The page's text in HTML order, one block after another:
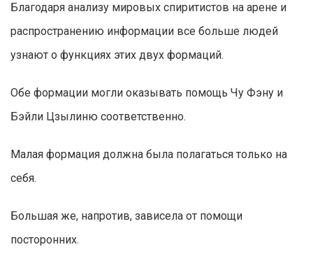
Благодаря анализу мировых спиритистов на арене и
распространению информации все больше людей
узнают о функциях этих двух формаций.
Обе формации могли оказывать помощь Чу Фэну и
Бэйли Цзылиню соответственно.
Малая формация должна была полагаться только на
себя.
Большая же, напротив, зависела от помощи
посторонних.